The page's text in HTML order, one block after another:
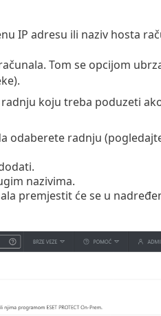
IP adresu ili naziv hosta
Tom se opcijom
koju treba poduzeti
odaberete radnju
nazivima.
premjestit će se u